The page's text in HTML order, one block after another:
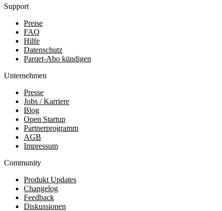
Support
Preise
FAQ
Hilfe
Datenschutz
Parqet-Abo kündigen
Unternehmen
Presse
Jobs / Karriere
Blog
Open Startup
Partnerprogramm
AGB
Impressum
Community
Produkt Updates
Changelog
Feedback
Diskussionen